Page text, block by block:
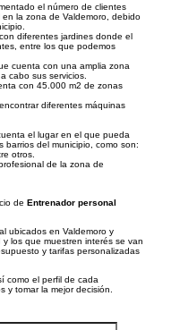
el número de clientes
la zona de Valdemoro, debido
diferentes jardines donde el
entre los que podemos
cuenta con una amplia zona
cabo sus servicios.
con 45.000 m2 de zonas
diferentes máquinas
el lugar en el que pueda
barrios del municipio, como son:
otros.
de la zona de
de Entrenador personal
ubicados en Valdemoro y
los que muestren interés se van
y tarifas personalizadas
como el perfil de cada
y tomar la mejor decisión.